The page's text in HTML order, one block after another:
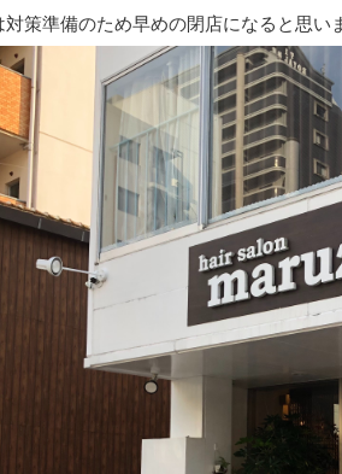
策準備のため早めの閉店になると思い